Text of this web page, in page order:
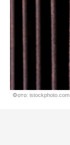
Фото: istockphoto.com